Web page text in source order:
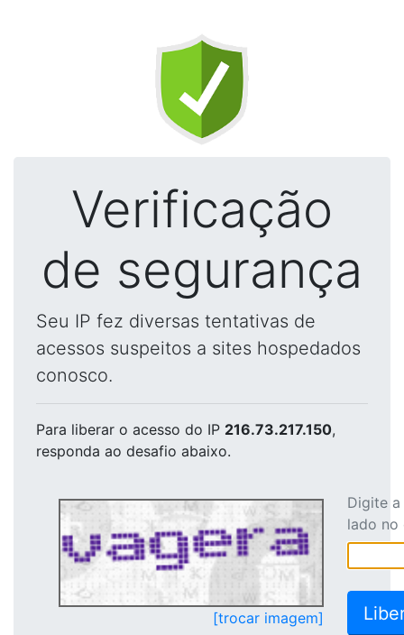
Verificação
de segurança
Seu IP fez diversas tentativas de
acessos suspeitos a sites hospedados
conosco.
Para liberar o acesso do IP 216.73.217.150,
responda ao desafio abaixo.
[trocar imagem]
Digite
lado no